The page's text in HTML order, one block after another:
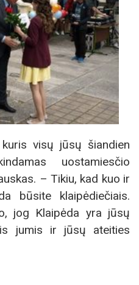
visų jūsų šiandien
uostamiesčio
– Tikiu, kad kuo ir
būsite klaipėdiečiais.
jog Klaipėda yra jūsų
jumis ir jūsų ateities